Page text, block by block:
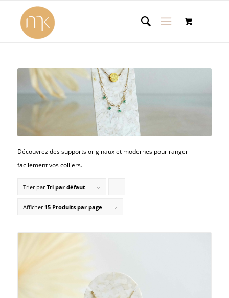
Découvrez des supports originaux et modernes pour ranger
facilement vos colliers.
Trier parTri par défaut
les
ordre
Afficher 15 Produits par page